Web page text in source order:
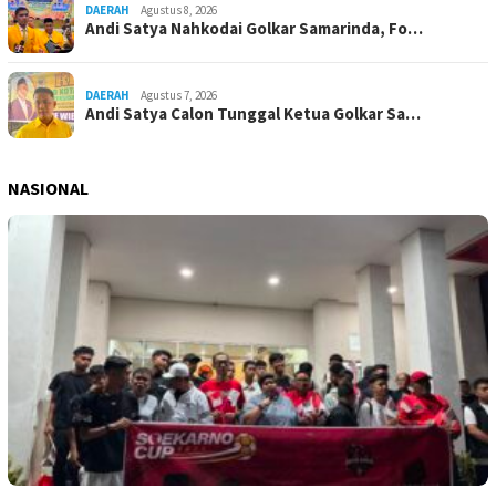
DAERAH Agustus 8, 2026
Andi Satya Nahkodai Golkar Samarinda, Fo…
DAERAH Agustus 7, 2026
Andi Satya Calon Tunggal Ketua Golkar Sa…
NASIONAL